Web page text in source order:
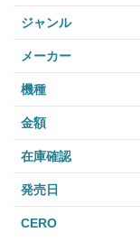
ジャンル
メーカー
機種
金額
在庫確認
発売日
CERO